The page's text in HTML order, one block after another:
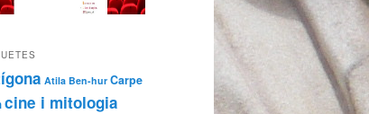
Atila Ben-hur Carpe
cine i mitologia